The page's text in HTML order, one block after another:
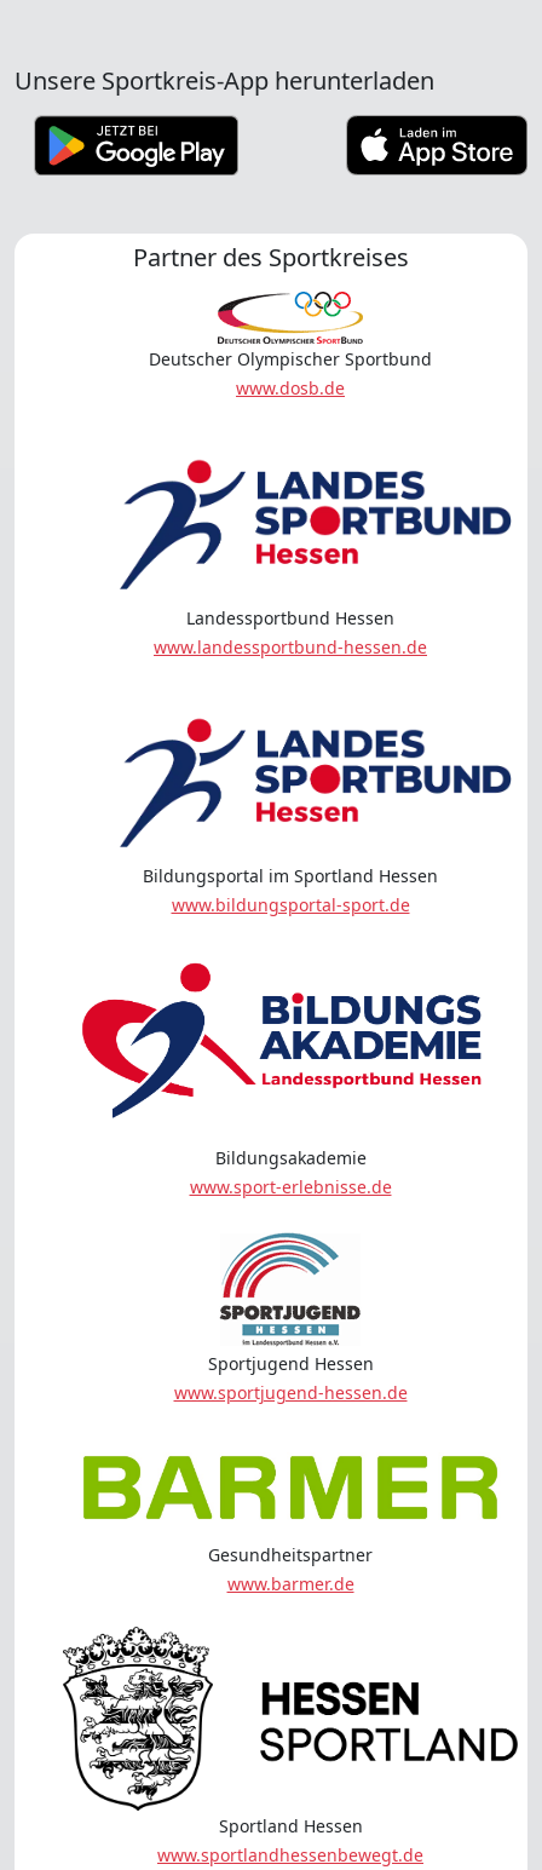
Unsere Sportkreis-App herunterladen
Partner des Sportkreises
Deutscher Olympischer Sportbund
www.dosb.de
Landessportbund Hessen
www.landessportbund-hessen.de
Bildungsportal im Sportland Hessen
www.bildungsportal-sport.de
Bildungsakademie
www.sport-erlebnisse.de
Sportjugend Hessen
www.sportjugend-hessen.de
Gesundheitspartner
www.barmer.de
Sportland Hessen
www.sportlandhessenbewegt.de